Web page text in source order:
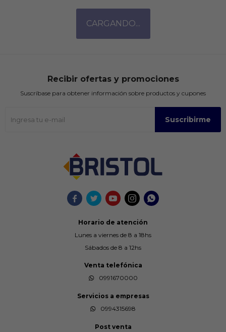
    
Horario de atención
Lunes a viernes de 8 a 18hs
Sábados de 8 a 12hs
Venta telefónica
0991670000
Servicios a empresas
0994315698
Post venta
Recibir ofertas y promociones
Suscríbase para obtener información sobre productos y cupones
Suscribirme